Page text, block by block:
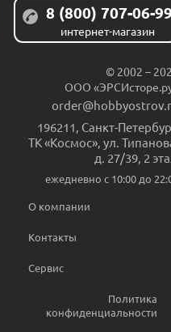
8 (800) 707-06-
интернет-магазин
© 2002 –
ООО
196211 Санкт-
ТК «Космос», ул.
д. 27/39, 2
ежедневно c 10:00 до
О компании
Контакты
Сервис
Политика
конфиденциальности